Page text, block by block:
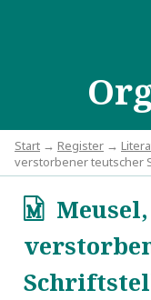
Start → Register →
verstorbener teutscher
q